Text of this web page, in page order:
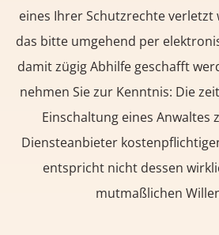
eines Ihrer Schutzrechte verletzt
das bitte umgehend per
damit zügig Abhilfe geschafft
nehmen Sie zur Kenntnis: Die
Einschaltung eines Anwaltes
Diensteanbieter
entspricht nicht dessen
mutmaßlichen